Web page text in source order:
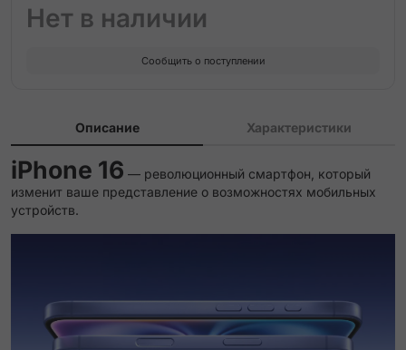
Нет в наличии
Сообщить о поступлении
Описание Характеристики
iPhone 16 — революционный смартфон, который
изменит ваше представление о возможностях мобильных
устройств.